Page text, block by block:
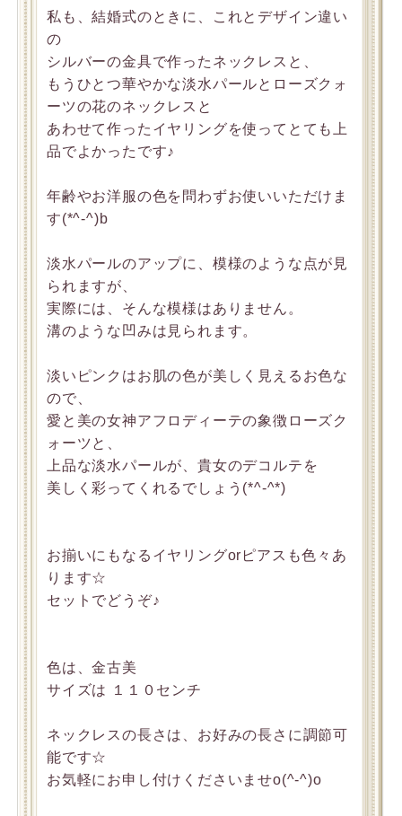
私も、結婚式のときに、これとデザイン違い
の
シルバーの金具で作ったネックレスと、
もうひとつ華やかな淡水パールとローズクォ
ーツの花のネックレスと
あわせて作ったイヤリングを使ってとても上
品でよかったです♪
年齢やお洋服の色を問わずお使いいただけま
す(*^-^)b
淡水パールのアップに、模様のような点が見
られますが、
実際には、そんな模様はありません。
溝のような凹みは見られます。
淡いピンクはお肌の色が美しく見えるお色な
ので、
愛と美の女神アフロディーテの象徴ローズク
ォーツと、
上品な淡水パールが、貴女のデコルテを
美しく彩ってくれるでしょう(*^-^*)
お揃いにもなるイヤリングorピアスも色々あ
ります☆
セットでどうぞ♪
色は、金古美
サイズは １１０センチ
ネックレスの長さは、お好みの長さに調節可
能です☆
お気軽にお申し付けくださいませo(^-^)o